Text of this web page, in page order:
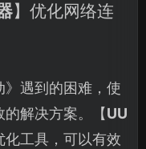
】优化网络连
遇到的困难，使
解决方案。【UU
化工具，可以有效